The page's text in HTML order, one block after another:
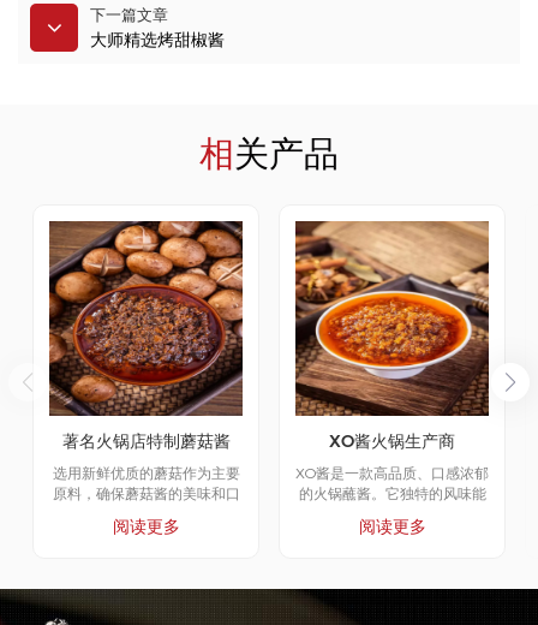
下一篇文章
大师精选烤甜椒酱
相关产品
著名火锅店特制蘑菇酱
选用新鲜优质的蘑菇作为主要
原料，确保蘑菇酱的美味和口
合精细的烹制工艺，使蘑菇酱
菇酱用途广泛，可用于各种口
味的火锅底料。无论是鲜美的
阅读更多
XO酱火锅生产商
XO酱是一款高品质、口感浓郁
的火锅蘸酱。它独特的风味能
作为火锅佐餐酱料，还是作为
乐趣。不妨尝试一瓶XO酱，为
您的美食之旅增添一份独特的
阅读更多